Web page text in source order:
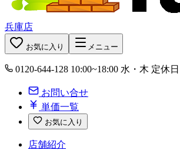
兵庫店
お気に入り メニュー
0120-644-128 10:00~18:00 水・木 定休日
お問い合せ
単価一覧
お気に入り
店舗紹介